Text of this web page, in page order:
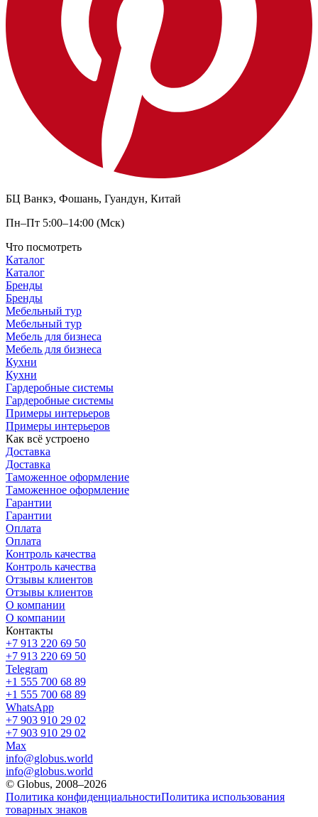
БЦ Ванкэ, Фошань, Гуандун, Китай
Пн–Пт 5:00–14:00 (Мск)
Что посмотреть
Каталог
Каталог
Бренды
Бренды
Мебельный тур
Мебельный тур
Мебель для бизнеса
Мебель для бизнеса
Кухни
Кухни
Гардеробные системы
Гардеробные системы
Примеры интерьеров
Примеры интерьеров
Как всё устроено
Доставка
Доставка
Таможенное оформление
Таможенное оформление
Гарантии
Гарантии
Оплата
Оплата
Контроль качества
Контроль качества
Отзывы клиентов
Отзывы клиентов
О компании
О компании
Контакты
+7 913 220 69 50
+7 913 220 69 50
Telegram
+1 555 700 68 89
+1 555 700 68 89
WhatsApp
+7 903 910 29 02
+7 903 910 29 02
Max
info@globus.world
info@globus.world
© Globus, 2008–2026
Политика конфиденциальностиПолитика использования
товарных знаков